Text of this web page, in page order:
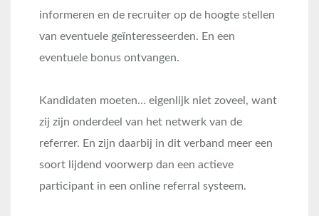
informeren en de recruiter op de hoogte stellen
van eventuele geïnteresseerden. En een
eventuele bonus ontvangen.
Kandidaten moeten… eigenlijk niet zoveel, want
zij zijn onderdeel van het netwerk van de
referrer. En zijn daarbij in dit verband meer een
soort lijdend voorwerp dan een actieve
participant in een online referral systeem.